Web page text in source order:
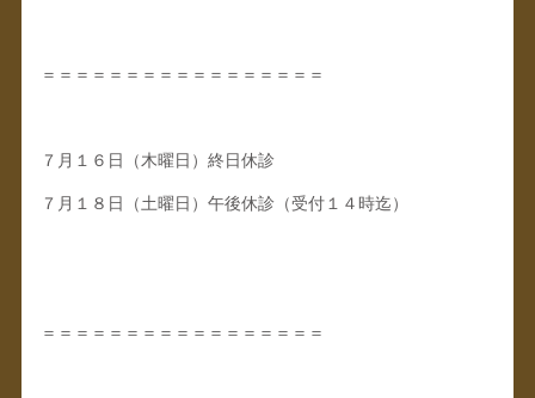
＝＝＝＝＝＝＝＝＝＝＝＝＝＝＝＝＝
７月１６日（木曜日）終日休診
７月１８日（土曜日）午後休診（受付１４時迄）
＝＝＝＝＝＝＝＝＝＝＝＝＝＝＝＝＝